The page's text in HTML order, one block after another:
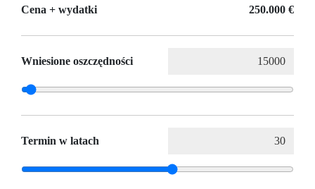
Cena + wydatki 250.000 €
Wniesione oszczędności
Termin w latach